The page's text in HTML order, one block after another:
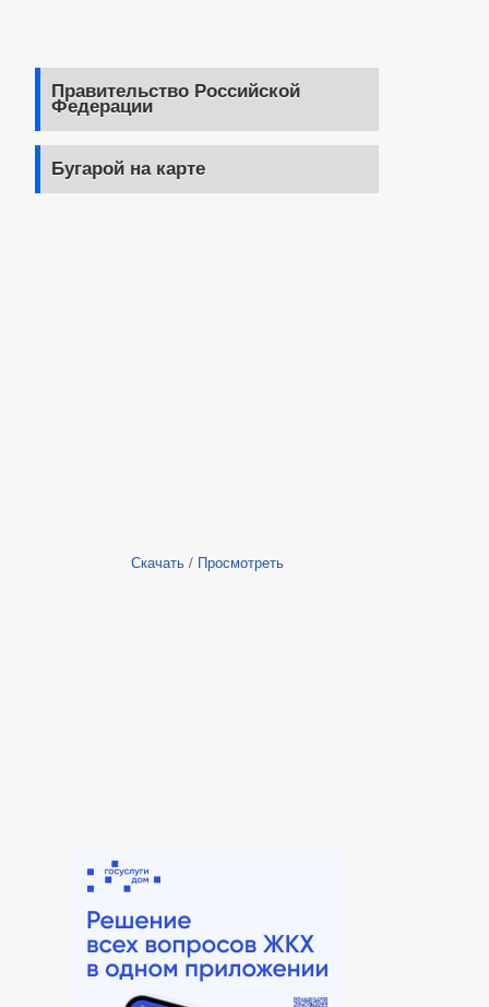
Правительство Российской
Федерации
Бугарой на карте
Скачать/ Просмотреть